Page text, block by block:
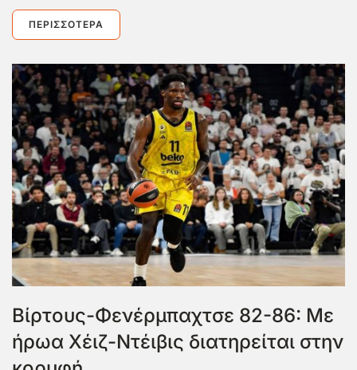
ΠΕΡΙΣΣΌΤΕΡΑ
Βίρτους-Φενέρμπαχτσε 82-86: Με
ήρωα Χέιζ-Ντέιβις διατηρείται στην